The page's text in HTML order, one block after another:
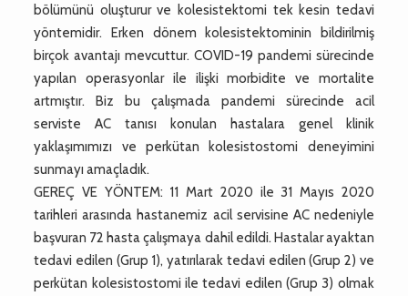
bölümünü oluşturur ve kolesistektomi tek kesin tedavi
yöntemidir. Erken dönem kolesistektominin bildirilmiş
birçok avantajı mevcuttur. COVID-19 pandemi sürecinde
yapılan operasyonlar ile ilişki morbidite ve mortalite
artmıştır. Biz bu çalışmada pandemi sürecinde acil
serviste AC tanısı konulan hastalara genel klinik
yaklaşımımızı ve perkütan kolesistostomi deneyimini
sunmayı amaçladık.
GEREÇ VE YÖNTEM: 11 Mart 2020 ile 31 Mayıs 2020
tarihleri arasında hastanemiz acil servisine AC nedeniyle
başvuran 72 hasta çalışmaya dahil edildi. Hastalar ayaktan
tedavi edilen (Grup 1), yatırılarak tedavi edilen (Grup 2) ve
perkütan kolesistostomi ile tedavi edilen (Grup 3) olmak